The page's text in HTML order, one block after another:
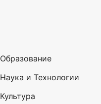
Образование
Наука и Технологии
Культура